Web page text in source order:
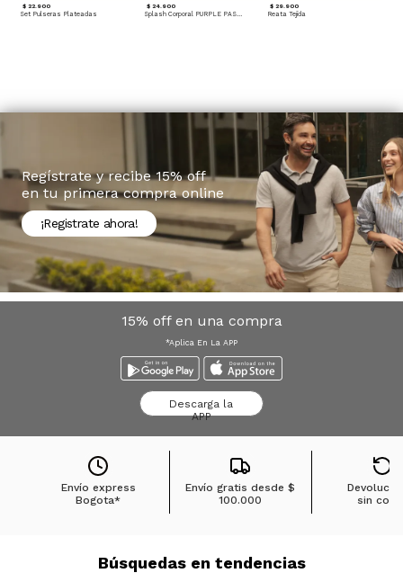
$ 22.900
Set Pulseras Plateadas
$ 24.900
Splash Corporal PURPLE PASSION - Floral
$ 29.900
Reata Tejida
Regístrate y recibe 15% off
en tu primera compra online
¡Registrate ahora!
15% off en una compra
*Aplica En La APP
Descarga la
APP
Envío express
Bogota*
Envío gratis desde$
100.000
sin
Búsquedas en tendencias